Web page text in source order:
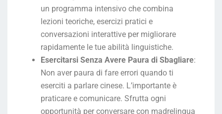
un programma intensivo che combina
lezioni teoriche, esercizi pratici e
conversazioni interattive per migliorare
rapidamente le tue abilità linguistiche.
Esercitarsi Senza Avere Paura di Sbagliare:
Non aver paura di fare errori quando ti
eserciti a parlare cinese. L’importante è
praticare e comunicare. Sfrutta ogni
opportunità per conversare con madrelingua